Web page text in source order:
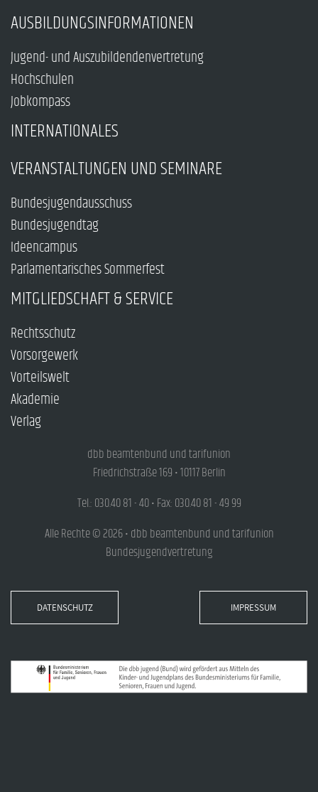
AUSBILDUNGSINFORMATIONEN
Jugend- und Auszubildendenvertretung
Hochschulen
Jobkompass
INTERNATIONALES
VERANSTALTUNGEN UND SEMINARE
Bundesjugendausschuss
Bundesjugendtag
Ideencampus
Parlamentarisches Sommerfest
MITGLIEDSCHAFT & SERVICE
Rechtsschutz
Vorsorgewerk
Vorteilswelt
Akademie
Verlag
dbb beamtenbund und tarifunion
Friedrichstraße 169 • 10117 Berlin
Tel.: 030.40 81 - 40 • Fax: 030.40 81 - 49 99
Alle Rechte © 2026 • dbb beamtenbund und tarifunion
Bundesjugendvertretung
DATENSCHUTZ IMPRESSUM